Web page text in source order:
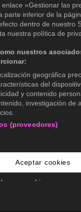
«Gestionar las
parte inferior de la
dentro de nuestro
nuestra política de
nuestros
geográfica
del
y contenido
investigación de
(proveedores)
Aceptar cookies
cookies no